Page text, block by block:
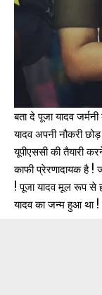
बता दे पूजा यादव
यादव अपनी नौकरी
यूपीएससी की तैयारी
काफी प्रेरणादायक है !
! पूजा यादव मूल रूप से
यादव का जन्म हुआ था !